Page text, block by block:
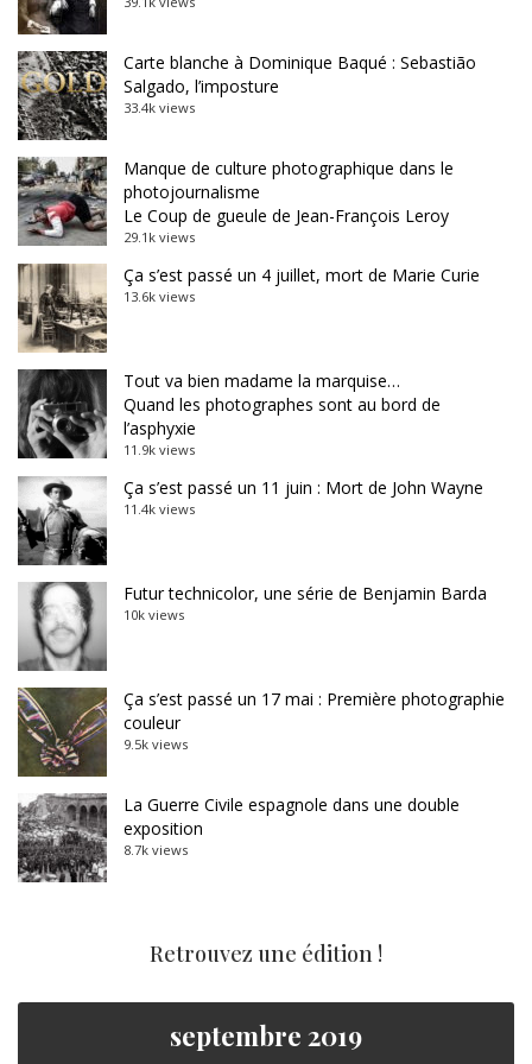
Carte blanche à Dominique Baqué : Sebastião
Salgado, l’imposture
33.4k views
Manque de culture photographique dans le
photojournalisme
Le Coup de gueule de Jean-François Leroy
29.1k views
Ça s’est passé un 4 juillet, mort de Marie Curie
13.6k views
Tout va bien madame la marquise…
Quand les photographes sont au bord de
l’asphyxie
11.9k views
Ça s’est passé un 11 juin : Mort de John Wayne
11.4k views
Futur technicolor, une série de Benjamin Barda
10k views
Ça s’est passé un 17 mai : Première photographie
couleur
9.5k views
La Guerre Civile espagnole dans une double
exposition
8.7k views
Retrouvez une édition !
septembre 2019